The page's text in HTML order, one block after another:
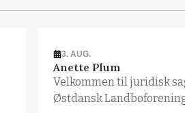
3. AUG.
Anette Plum
Velkommen til juridisk
Østdansk